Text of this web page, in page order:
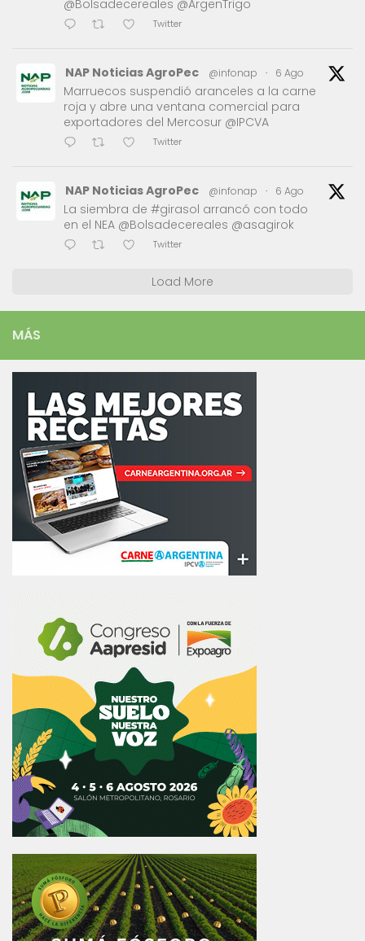
@Bolsadecereales @ArgenTrigo
Twitter
NAP Noticias AgroPec @infonap · 6 Ago
Marruecos suspendió aranceles a la carne
roja y abre una ventana comercial para
exportadores del Mercosur @IPCVA
Twitter
NAP Noticias AgroPec @infonap · 6 Ago
La siembra de #girasol arrancó con todo
en el NEA @Bolsadecereales @asagirok
Twitter
Load More
MÁS